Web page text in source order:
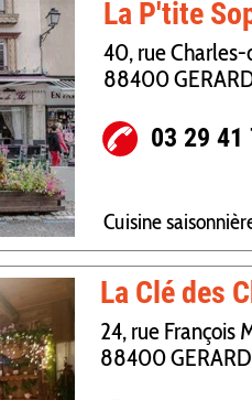
03 29 41
La P'tite
40, rue
88400
Cuisine
La Clé des
24, rue François
88400